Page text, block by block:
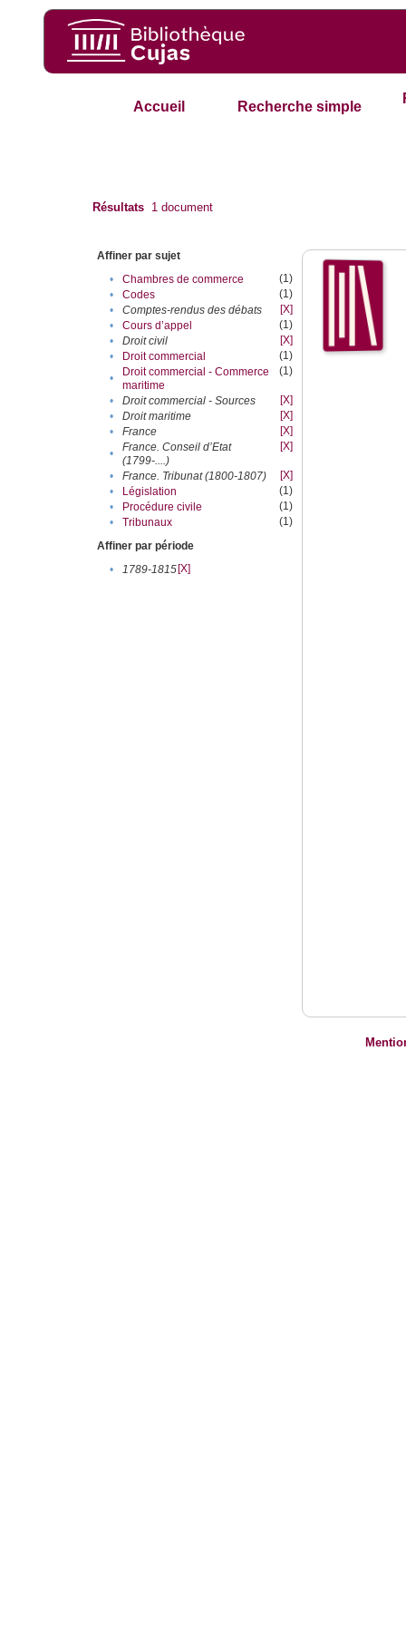
Accueil Recherche simple
Résultats 1 document
Affiner par sujet
•
Chambres de commerce
(1)
•
Codes
(1)
•
Comptes-rendus des débats
[X]
•
Cours d’appel
(1)
•
Droit civil
[X]
•
Droit commercial
(1)
•
Droit commercial - Commerce
maritime
(1)
• Droit commercial - Sources
[X]
•
Droit maritime
[X]
•
France
[X]
•
France. Conseil d’Etat
(1799-....)
[X]
• France. Tribunat (1800-1807)
[X]
•
Législation
(1)
•
Procédure civile
(1)
•
Tribunaux
(1)
Affiner par période
•
1789-1815[X]